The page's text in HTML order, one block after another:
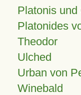
Platonis und
Platonides
Theodor
Ulched
Urban von
Winebald